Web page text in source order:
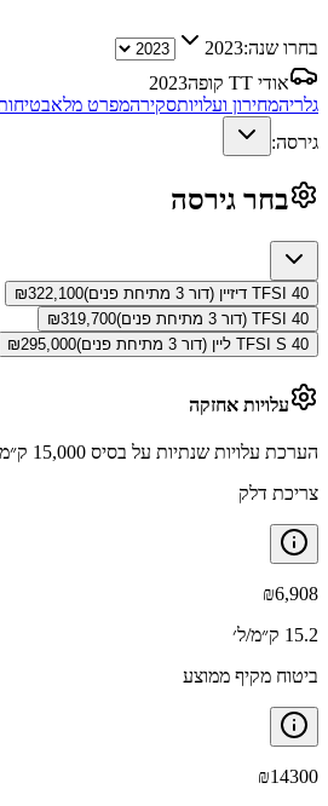
בחרו שנה:2023
אודי TT קופה
2023
גלריהמחירון ועלויותסקירהמפרט מלא
גירסה:
בחר גירסה
40 TFSI דיזיין (דור 3 מתיחת פנים) ₪322,100
40 TFSI (דור 3 מתיחת פנים)
₪319,700
40 TFSI S ליין (דור 3 מתיחת פנים)
₪295,000
עלויות אחזקה
הערכת עלויות שנתיות על בסיס 15,000 ק״מ בשנה
צריכת דלק
₪6,908
15.2 ק״מ/ל׳
ביטוח מקיף ממוצע
₪14300